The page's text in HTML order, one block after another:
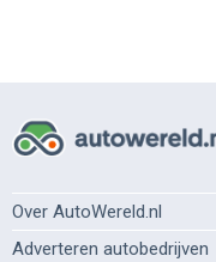
Over AutoWereld.nl
Adverteren autobedrijven